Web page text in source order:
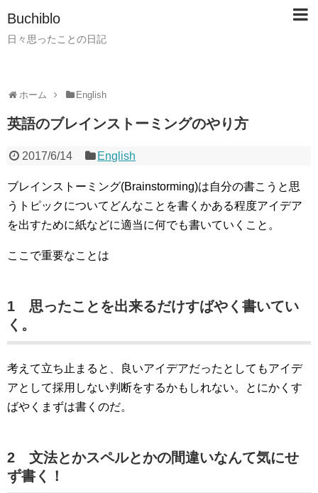
Buchiblo
日々思ったことの日記
ホーム English
英語のブレインストーミングのやり方
2017/6/14 English
ブレインストーミング(Brainstorming)は自分の書こうと思
うトピックについてどんなことを書くかある程度アイデア
を出すために紙などに適当に何でも書いていくこと。
ここで重要なことは
1 思ったことを出来るだけすばやく書いてい
く。
考えて立ち止まると、良いアイデアだったとしてもアイデ
アとして採用しない判断をするかもしれない。とにかくす
ばやくまずは書くのだ。
2 文法とかスペルとかの間違いなんて気にせ
ず書く！